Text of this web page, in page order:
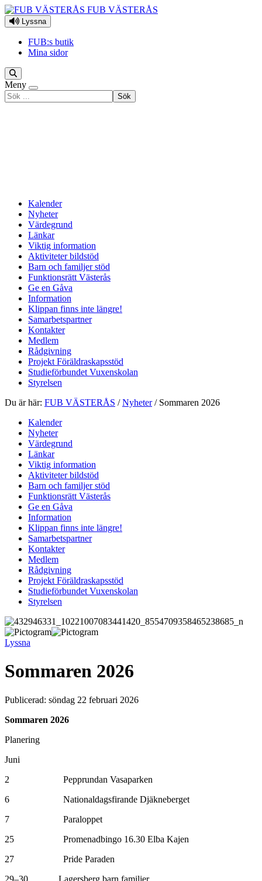
Hoppa till innehåll FUB VÄSTERÅS
Lyssna
FUB:s butik
Mina sidor
Meny
Sök
efter
Kalender
Nyheter
Värdegrund
Länkar
Viktig information
Aktiviteter bildstöd
Barn och familjer stöd
Funktionsrätt Västerås
Ge en Gåva
Information
Klippan finns inte längre!
Samarbetspartner
Kontakter
Medlem
Rådgivning
Projekt Föräldraskapsstöd
Studieförbundet Vuxenskolan
Styrelsen
Du är här: FUB VÄSTERÅS /Nyheter/ Sommaren 2026
Kalender
Nyheter
Värdegrund
Länkar
Viktig information
Aktiviteter bildstöd
Barn och familjer stöd
Funktionsrätt Västerås
Ge en Gåva
Information
Klippan finns inte längre!
Samarbetspartner
Kontakter
Medlem
Rådgivning
Projekt Föräldraskapsstöd
Studieförbundet Vuxenskolan
Styrelsen
Lyssna
Sommaren 2026
Publicerad: söndag 22 februari 2026
Sommaren 2026
Planering
Juni
2 Pepprundan Vasaparken
6 Nationaldagsfirande Djäkneberget
7 Paraloppet
25 Promenadbingo 16.30 Elba Kajen
27 Pride Paraden
29–30 Lagersberg barn familjer